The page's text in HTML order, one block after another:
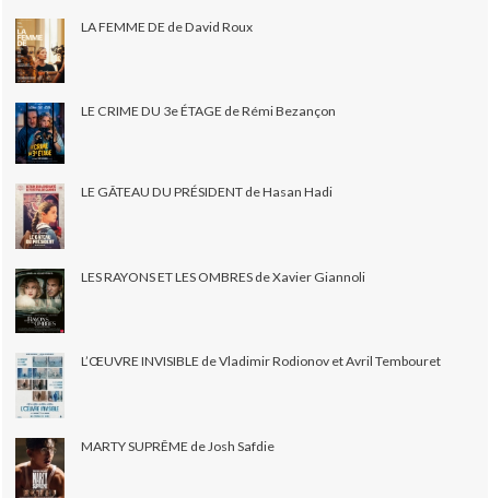
LA FEMME DE de David Roux
LE CRIME DU 3e ÉTAGE de Rémi Bezançon
LE GÂTEAU DU PRÉSIDENT de Hasan Hadi
LES RAYONS ET LES OMBRES de Xavier Giannoli
L’ŒUVRE INVISIBLE de Vladimir Rodionov et Avril Tembouret
MARTY SUPRÊME de Josh Safdie